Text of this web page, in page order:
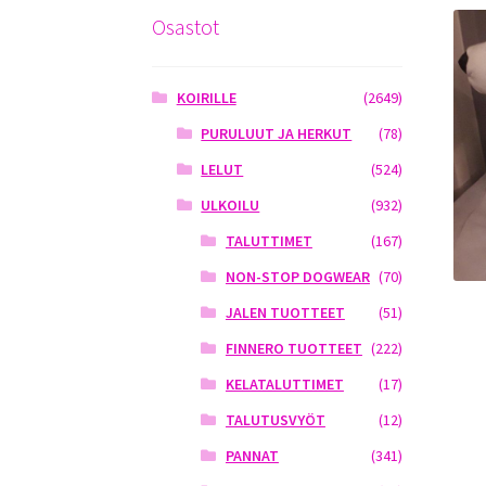
Osastot
KOIRILLE
(2649)
PURULUUT JA HERKUT
(78)
LELUT
(524)
ULKOILU
(932)
TALUTTIMET
(167)
NON-STOP DOGWEAR (70)
JALEN TUOTTEET
(51)
FINNERO TUOTTEET (222)
KELATALUTTIMET
(17)
TALUTUSVYÖT
(12)
PANNAT
(341)